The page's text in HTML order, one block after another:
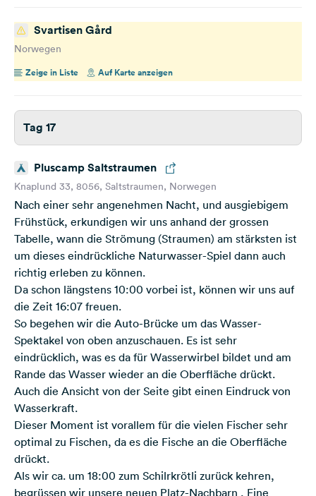
Svartisen Gård
Norwegen
Zeige in Liste
Auf Karte anzeigen
Tag 17
Pluscamp Saltstraumen
Knaplund 33, 8056, Saltstraumen, Norwegen
Nach einer sehr angenehmen Nacht, und ausgiebigem
Frühstück, erkundigen wir uns anhand der grossen
Tabelle, wann die Strömung (Straumen) am stärksten ist
um dieses eindrückliche Naturwasser-Spiel dann auch
richtig erleben zu können.
Da schon längstens 10:00 vorbei ist, können wir uns auf
die Zeit 16:07 freuen.
So begehen wir die Auto-Brücke um das Wasser-
Spektakel von oben anzuschauen. Es ist sehr
eindrücklich, was es da für Wasserwirbel bildet und am
Rande das Wasser wieder an die Oberfläche drückt.
Auch die Ansicht von der Seite gibt einen Eindruck von
Wasserkraft.
Dieser Moment ist vorallem für die vielen Fischer sehr
optimal zu Fischen, da es die Fische an die Oberfläche
drückt.
Als wir ca. um 18:00 zum Schilrkrötli zurück kehren,
begrüssen wir unsere neuen Platz-Nachbarn , Eine